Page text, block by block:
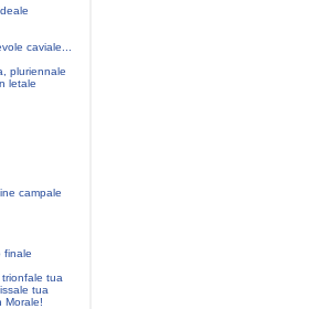
caviale...
pluriennale
letale
campale
finale
tua
tua
Morale!